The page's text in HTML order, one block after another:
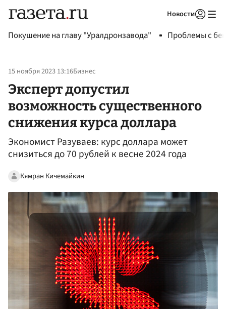
Новости
Покушение на главу "Уралдронзавода" Проблемы с
15 ноября 2023 13:16Бизнес
Эксперт допустил
возможность существенного
снижения курса доллара
Экономист Разуваев: курс доллара может
снизиться до 70 рублей к весне 2024 года
Кямран Кичемайкин